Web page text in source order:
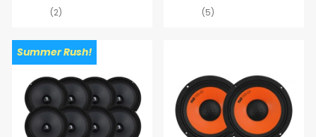
(2) (5)
Summer Rush!